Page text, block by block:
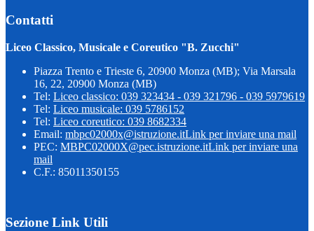
Contatti
Liceo Classico, Musicale e Coreutico "B. Zucchi"
Piazza Trento e Trieste 6, 20900 Monza (MB); Via Marsala
16, 22, 20900 Monza (MB)
Tel: Liceo classico: 039 323434 - 039 321796 - 039 5979619
Tel: Liceo musicale: 039 5786152
Tel: Liceo coreutico: 039 8682334
Email: mbpc02000x@istruzione.itLink per inviare una mail
PEC: MBPC02000X@pec.istruzione.itLink per inviare una
mail
C.F.: 85011350155
Sezione Link Utili